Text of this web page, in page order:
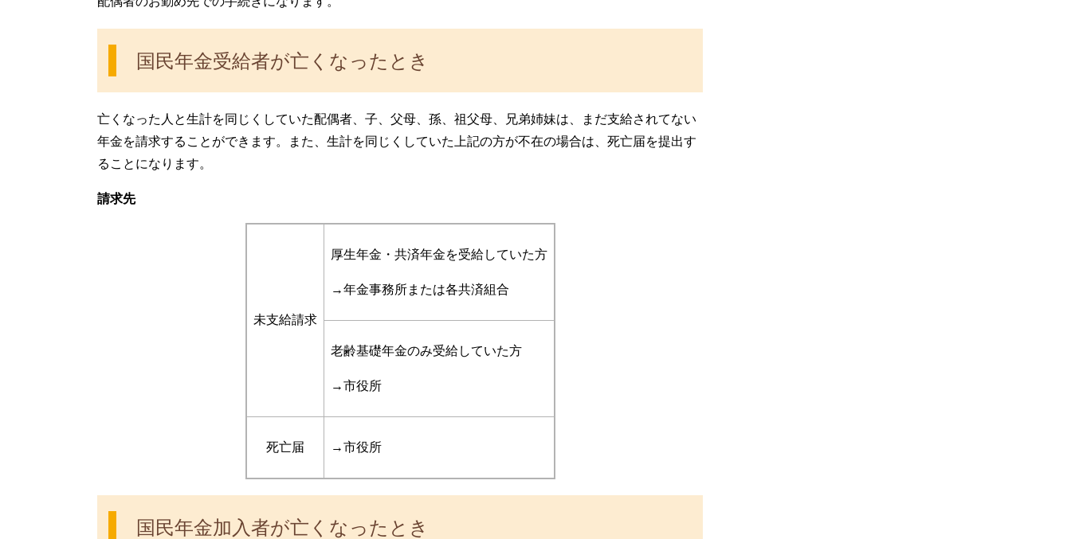
国民年金受給者が亡くなったとき
亡くなった人と生計を同じくしていた配偶者、子、父母、孫、祖父母、兄弟姉妹は、まだ支給されてない
年金を請求することができます。また、生計を同じくしていた上記の方が不在の場合は、死亡届を提出す
ることになります。
請求先
未支給請求
厚生年金・共済年金を受給していた方
→年金事務所または各共済組合
老齢基礎年金のみ受給していた方
→市役所
死亡届 →市役所
国民年金加入者が亡くなったとき